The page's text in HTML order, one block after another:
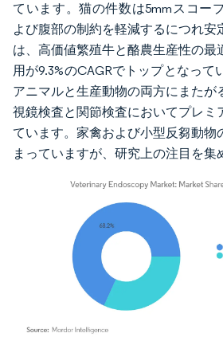
ています。猫の件数は5mmスコー
よび腹部の制約を軽減するにつれ安
は、高価値繁殖牛と酪農生産性の最
用が9.3%のCAGRでトップとなって
アニマルと生産動物の両方にまたが
視鏡検査と関節検査においてプレミ
ています。家禽および小型反芻動物
まっていますが、研究上の注目を集